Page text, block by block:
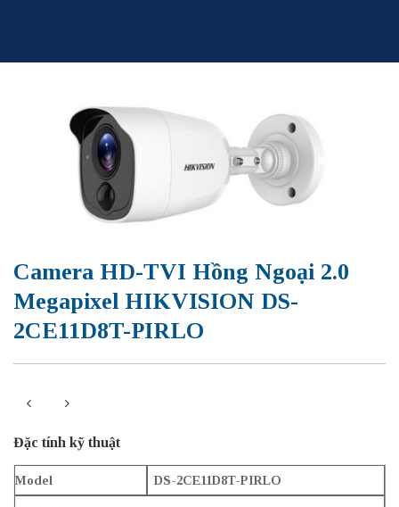
Camera HD-TVI Hồng Ngoại 2.0
Megapixel HIKVISION DS-
2CE11D8T-PIRLO
Đặc tính kỹ thuật
Model DS-2CE11D8T-PIRLO